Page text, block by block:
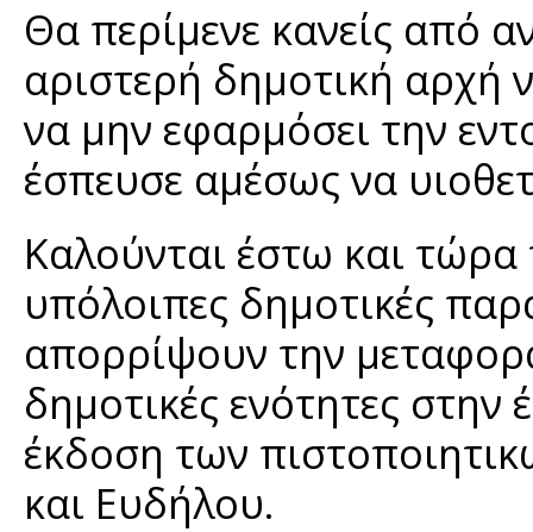
Θα περίμενε κανείς από
αριστερή δημοτική αρχή
να μην εφαρμόσει την
έσπευσε αμέσως να
Καλούνται έστω και
υπόλοιπες δημοτικές
απορρίψουν την
δημοτικές ενότητες
έκδοση των
και Ευδήλου.